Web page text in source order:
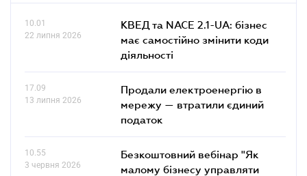
10.01
22 липня 2026
КВЕД та NACE 2.1-UA: бізнес
має самостійно змінити коди
діяльності
17.09
13 липня 2026
Продали електроенергію в
мережу — втратили єдиний
податок
10.55
3 червня 2026
Безкоштовний вебінар "Як
малому бізнесу управляти